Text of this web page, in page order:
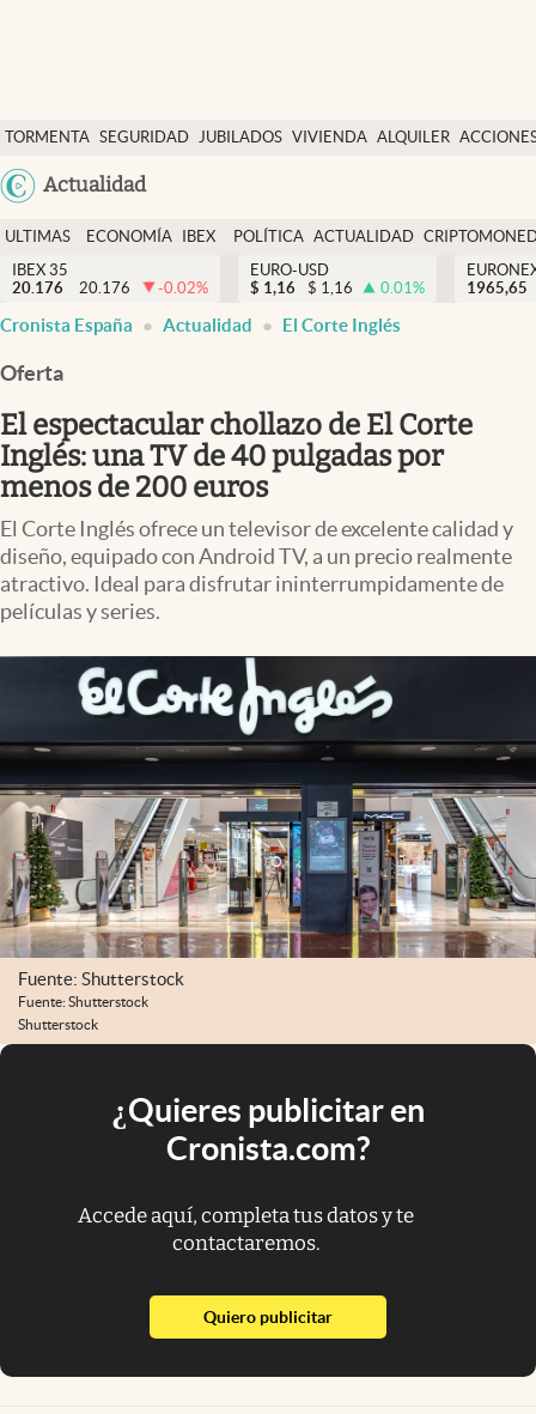
TORMENTA SEGURIDAD JUBILADOS VIVIENDA ALQUILER
USA
Actualidad
Economía y finanzas
Política
Actualidad
Criptomonedas
España
ULTIMAS
NOTICIAS
ECONOMÍA
FINANZAS
IBEX
EURO
POLÍTICA ACTUALIDAD
IBEX 35
20.176
20.176 -0.02%
EURO-USD
$ 1,16 $ 1,16 0.01%
1965,65
Cronista España Actualidad El Corte Inglés
Oferta
El espectacular chollazo de El Corte
Inglés: una TV de 40 pulgadas por
menos de 200 euros
El Corte Inglés ofrece un televisor de excelente calidad y
diseño, equipado con Android TV, a un precio realmente
atractivo. Ideal para disfrutar ininterrumpidamente de
películas y series.
Fuente: Shutterstock
Fuente: Shutterstock
Shutterstock
¿Quieres publicitar en
Cronista.com?
Accede aquí, completa tus datos y te
contactaremos.
Quiero publicitarabre en nueva pestaña